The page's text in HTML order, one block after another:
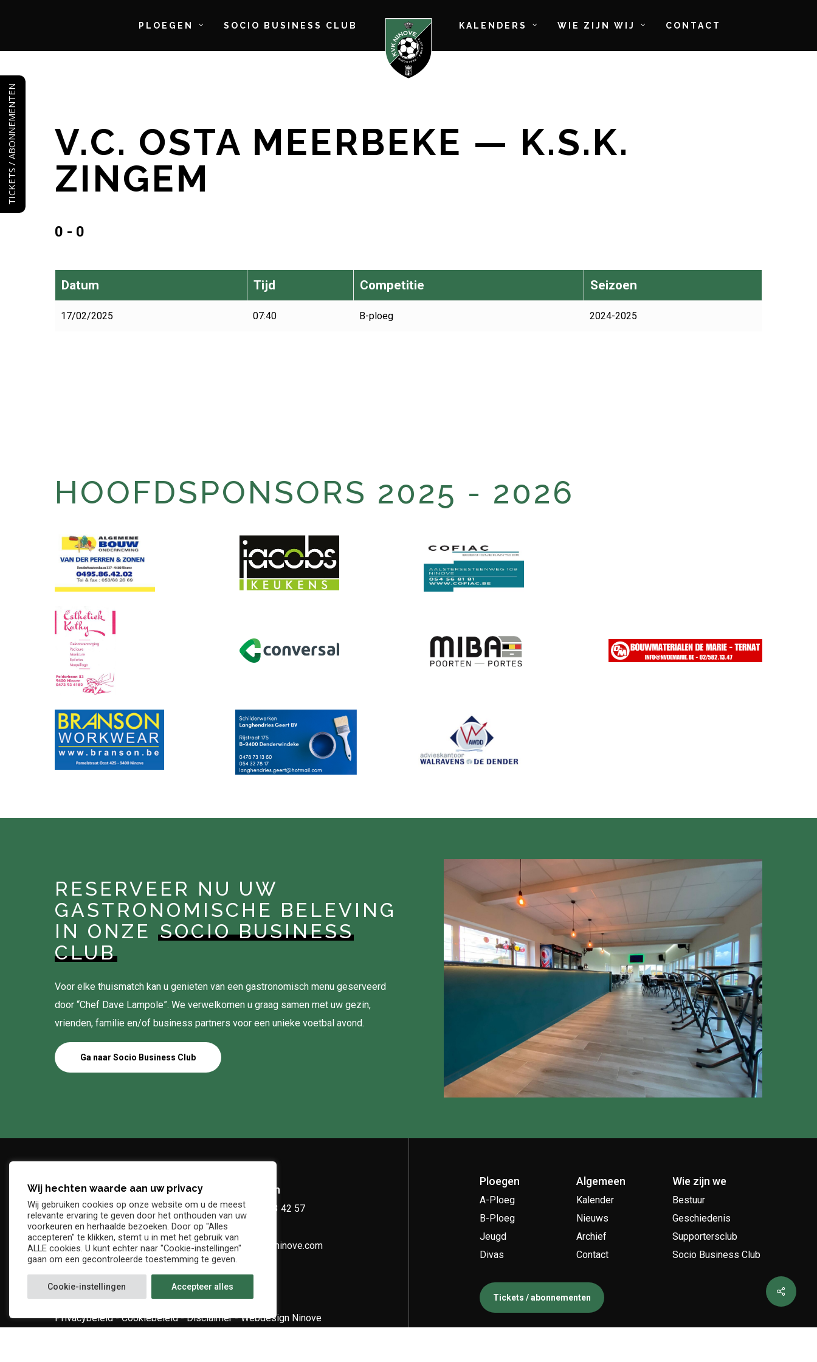
to
main
content
PLOEGEN SOCIO BUSINESS CLUB KALENDERS WIE ZIJN WIJ CONTACT
V.C. OSTA MEERBEKE — K.S.K.
ZINGEM
0 - 0
Datum Tijd Competitie Seizoen
17/02/2025 07:40 B-ploeg 2024-2025
HOOFDSPONSORS 2025 - 2026
RESERVEER NU UW
GASTRONOMISCHE BELEVING
IN ONZESOCIO BUSINESS
CLUB
Voor elke thuismatch kan u genieten van een gastronomisch menu geserveerd
door “Chef Dave Lampole”. We verwelkomen u graag samen met uw gezin,
vrienden, familie en/of business partners voor een unieke voetbal avond.
Ga naar Socio Business Club
Adres
Denderstraat, z/n
9402 Ninove
Telefoon
+32 54 33 42 57
info@kvkninove.com
Privacybeleid-Cookiebeleid-Disclaimer-Webdesign Ninove
Ploegen
A-Ploeg
B-Ploeg
Jeugd
Divas
Algemeen
Kalender
Nieuws
Archief
Contact
Wie zijn we
Bestuur
Geschiedenis
Supportersclub
Socio Business Club
Tickets / abonnementen
Wij hechten waarde aan uw privacy
Wij gebruiken cookies op onze website om u de meest
relevante ervaring te geven door het onthouden van uw
voorkeuren en herhaalde bezoeken. Door op "Alles
accepteren" te klikken, stemt u in met het gebruik van
ALLE cookies. U kunt echter naar "Cookie-instellingen"
gaan om een gecontroleerde toestemming te geven.
Cookie-instellingen Accepteer alles
TICKETS / ABONNEMENTEN